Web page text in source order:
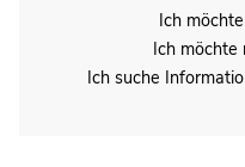
Ich
Ich möchte
Ich suche